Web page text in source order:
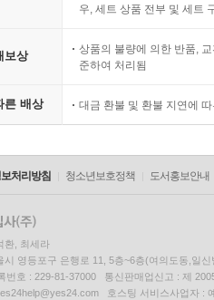
우, 세트 상품 전부 및 세트
보상
상품의 불량에 의한 반품,
준하여 처리됨
른 배상 대금 환불 및 환불 지연에
처리방침 청소년보호정책 도서홍보안내
환, 최세라
시 영등포구 은행로 11, 5층~6층(여의도동,일신
번호 : 229-81-37000 통신판매업신고 : 제
호스팅 서비스사업자 :